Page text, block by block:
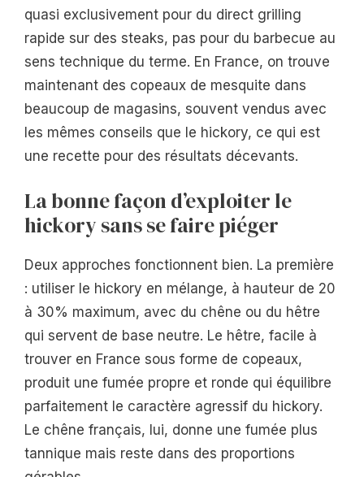
quasi exclusivement pour du direct grilling
rapide sur des steaks, pas pour du barbecue au
sens technique du terme. En France, on trouve
maintenant des copeaux de mesquite dans
beaucoup de magasins, souvent vendus avec
les mêmes conseils que le hickory, ce qui est
une recette pour des résultats décevants.
La bonne façon d’exploiter le
hickory sans se faire piéger
Deux approches fonctionnent bien. La première
: utiliser le hickory en mélange, à hauteur de 20
à 30% maximum, avec du chêne ou du hêtre
qui servent de base neutre. Le hêtre, facile à
trouver en France sous forme de copeaux,
produit une fumée propre et ronde qui équilibre
parfaitement le caractère agressif du hickory.
Le chêne français, lui, donne une fumée plus
tannique mais reste dans des proportions